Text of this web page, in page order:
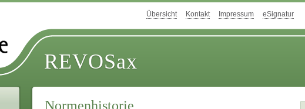
Übersicht Kontakt Impressum eSignatur
REVOSax
Normenhistorie